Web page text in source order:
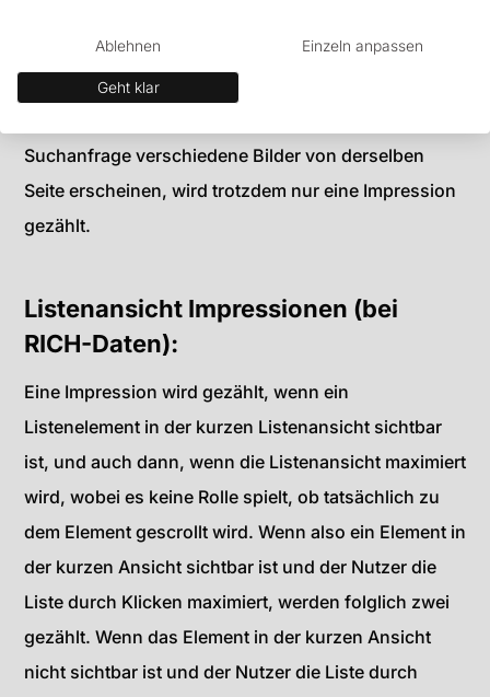
Miniaturansicht maximiert, wird trotzdem nur eine
einzelne Impression gezählt. Es wird auch nur eine
Suchanfrage verschiedene Bilder von derselben
Seite erscheinen, wird trotzdem nur eine Impression
gezählt.
Listenansicht Impressionen (bei
RICH-Daten):
Eine Impression wird gezählt, wenn ein
Listenelement in der kurzen Listenansicht sichtbar
ist, und auch dann, wenn die Listenansicht maximiert
wird, wobei es keine Rolle spielt, ob tatsächlich zu
dem Element gescrollt wird. Wenn also ein Element in
der kurzen Ansicht sichtbar ist und der Nutzer die
Liste durch Klicken maximiert, werden folglich zwei
gezählt. Wenn das Element in der kurzen Ansicht
nicht sichtbar ist und der Nutzer die Liste durch
Ablehnen Einzeln anpassen
Geht klar